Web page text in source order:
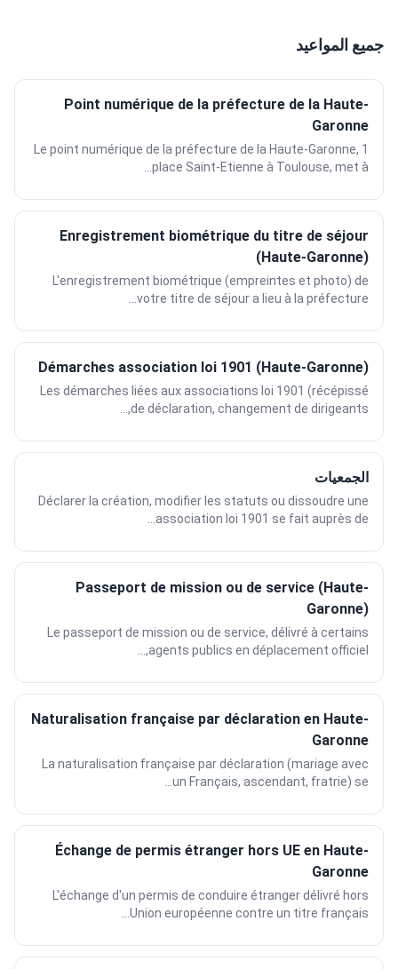
جميع المواعيد
Point numérique de la préfecture de la Haute-
Garonne
Le point numérique de la préfecture de la Haute-Garonne, 1
place Saint-Etienne à Toulouse, met à...
Enregistrement biométrique du titre de séjour
(Haute-Garonne)
L'enregistrement biométrique (empreintes et photo) de
votre titre de séjour a lieu à la préfecture...
Démarches association loi 1901 (Haute-Garonne)
Les démarches liées aux associations loi 1901 (récépissé
de déclaration, changement de dirigeants,...
الجمعيات
Déclarer la création, modifier les statuts ou dissoudre une
association loi 1901 se fait auprès de...
Passeport de mission ou de service (Haute-
Garonne)
Le passeport de mission ou de service, délivré à certains
agents publics en déplacement officiel,...
Naturalisation française par déclaration en Haute-
Garonne
La naturalisation française par déclaration (mariage avec
un Français, ascendant, fratrie) se...
Échange de permis étranger hors UE en Haute-
Garonne
L'échange d'un permis de conduire étranger délivré hors
Union européenne contre un titre français...